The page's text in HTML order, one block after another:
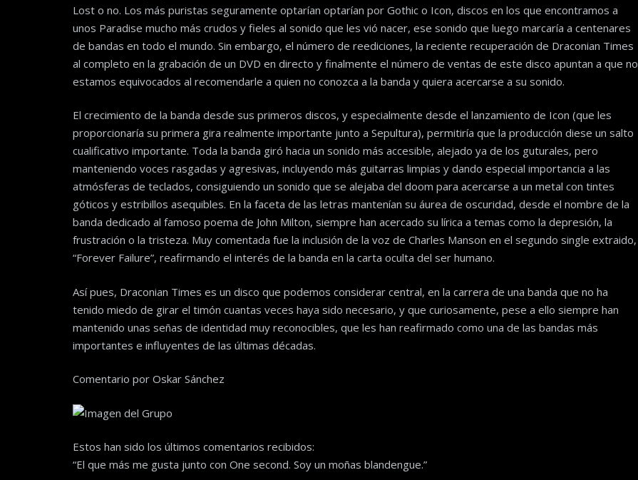
Lost o no. Los más puristas seguramente optarían optarían por Gothic o Icon, discos en los que encontramos a
unos Paradise mucho más crudos y fieles al sonido que les vió nacer, ese sonido que luego marcaría a centenares
de bandas en todo el mundo. Sin embargo, el número de reediciones, la reciente recuperación de Draconian Times
al completo en la grabación de un DVD en directo y finalmente el número de ventas de este disco apuntan a que no
estamos equivocados al recomendarle a quien no conozca a la banda y quiera acercarse a su sonido.
El crecimiento de la banda desde sus primeros discos, y especialmente desde el lanzamiento de Icon (que les
proporcionaría su primera gira realmente importante junto a Sepultura), permitiría que la producción diese un salto
cualificativo importante. Toda la banda giró hacia un sonido más accesible, alejado ya de los guturales, pero
manteniendo voces rasgadas y agresivas, incluyendo más guitarras limpias y dando especial importancia a las
atmósferas de teclados, consiguiendo un sonido que se alejaba del doom para acercarse a un metal con tintes
góticos y estribillos asequibles. En la faceta de las letras mantenían su áurea de oscuridad, desde el nombre de la
banda dedicado al famoso poema de John Milton, siempre han acercado su lírica a temas como la depresión, la
frustración o la tristeza. Muy comentada fue la inclusión de la voz de Charles Manson en el segundo single extraido,
“Forever Failure”, reafirmando el interés de la banda en la carta oculta del ser humano.
Así pues, Draconian Times es un disco que podemos considerar central, en la carrera de una banda que no ha
tenido miedo de girar el timón cuantas veces haya sido necesario, y que curiosamente, pese a ello siempre han
mantenido unas señas de identidad muy reconocibles, que les han reafirmado como una de las bandas más
importantes e influyentes de las últimas décadas.
Comentario por Oskar Sánchez
Estos han sido los últimos comentarios recibidos:
“El que más me gusta junto con One second. Soy un moñas blandengue.”